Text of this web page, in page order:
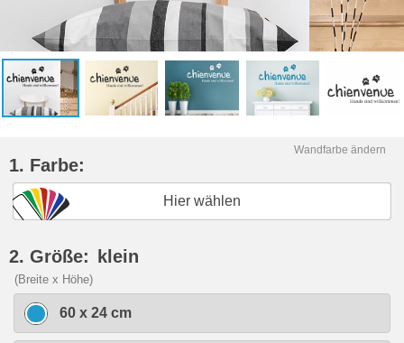
Wandfarbe ändern
1. Farbe:
Hier wählen
2. Größe: klein
(Breite x Höhe)
60 x 24 cm